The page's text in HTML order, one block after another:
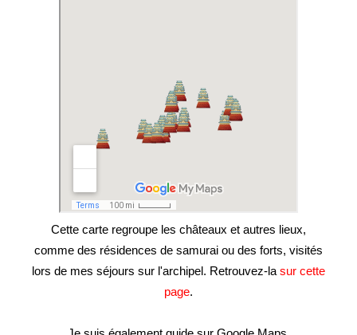
Cette carte regroupe les châteaux et autres lieux,
comme des résidences de samurai ou des forts, visités
lors de mes séjours sur l'archipel. Retrouvez-la sur cette
page.